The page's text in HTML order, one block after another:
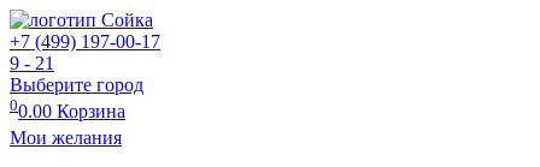
+7 (499) 197-00-17
9 - 21
Выберите город
00.00 Корзина
Мои желания